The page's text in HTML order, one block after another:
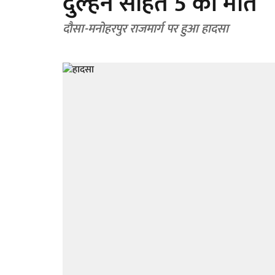
दौसा-मनोहरपुर राजमार्ग पर हुआ हादसा